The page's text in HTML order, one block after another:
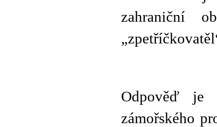
zahraniční
Odpověď je
zámořského